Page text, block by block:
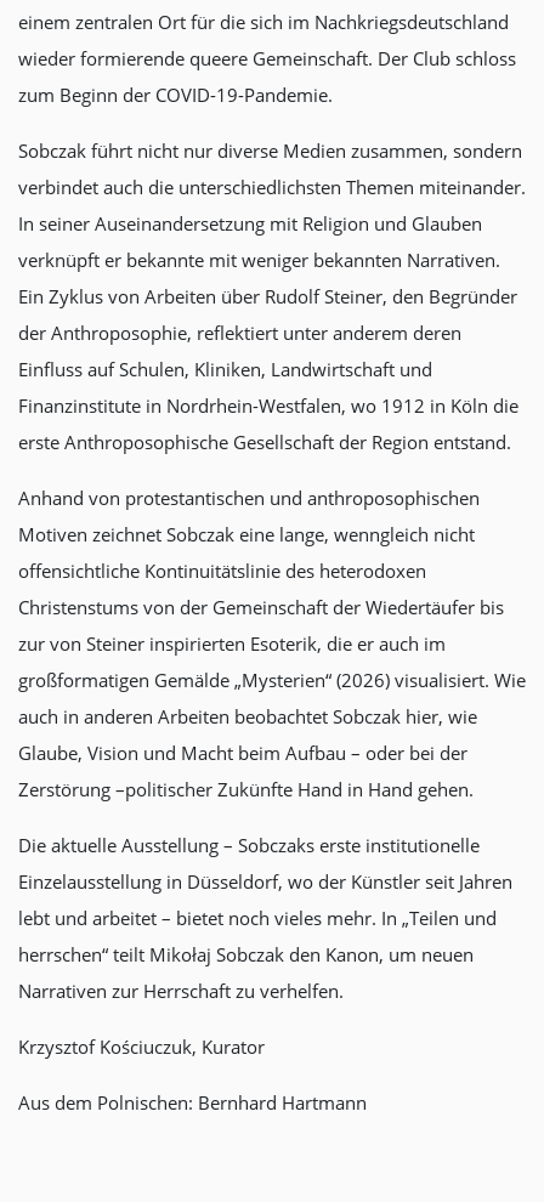
einem zentralen Ort für die sich im Nachkriegsdeutschland
wieder formierende queere Gemeinschaft. Der Club schloss
zum Beginn der COVID-19-Pandemie.
Sobczak führt nicht nur diverse Medien zusammen, sondern
verbindet auch die unterschiedlichsten Themen miteinander.
In seiner Auseinandersetzung mit Religion und Glauben
verknüpft er bekannte mit weniger bekannten Narrativen.
Ein Zyklus von Arbeiten über Rudolf Steiner, den Begründer
der Anthroposophie, reflektiert unter anderem deren
Einfluss auf Schulen, Kliniken, Landwirtschaft und
Finanzinstitute in Nordrhein-Westfalen, wo 1912 in Köln die
erste Anthroposophische Gesellschaft der Region entstand.
Anhand von protestantischen und anthroposophischen
Motiven zeichnet Sobczak eine lange, wenngleich nicht
offensichtliche Kontinuitätslinie des heterodoxen
Christenstums von der Gemeinschaft der Wiedertäufer bis
zur von Steiner inspirierten Esoterik, die er auch im
großformatigen Gemälde „Mysterien“ (2026) visualisiert. Wie
auch in anderen Arbeiten beobachtet Sobczak hier, wie
Glaube, Vision und Macht beim Aufbau – oder bei der
Zerstörung –politischer Zukünfte Hand in Hand gehen.
Die aktuelle Ausstellung – Sobczaks erste institutionelle
Einzelausstellung in Düsseldorf, wo der Künstler seit Jahren
lebt und arbeitet – bietet noch vieles mehr. In „Teilen und
herrschen“ teilt Mikołaj Sobczak den Kanon, um neuen
Narrativen zur Herrschaft zu verhelfen.
Krzysztof Kościuczuk, Kurator
Aus dem Polnischen: Bernhard Hartmann